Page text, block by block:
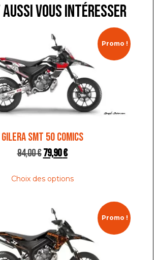
vous intéresser
Promo !
GILERA SMT 50 COMICS
94,00€79,90€
Choix des options
Promo !